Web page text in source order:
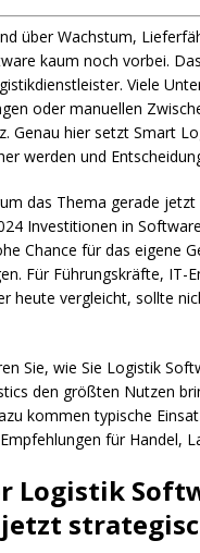
über Wachstum,
kaum noch vorbei.
Viele
oder manuellen
Genau hier setzt Smart
werden und
das Thema gerade
Investitionen in
Chance für das eigene
Für Führungskräfte,
heute vergleicht, sollte
Sie, wie Sie Logistik
den größten Nutzen
kommen typische
für Handel,
Logistik